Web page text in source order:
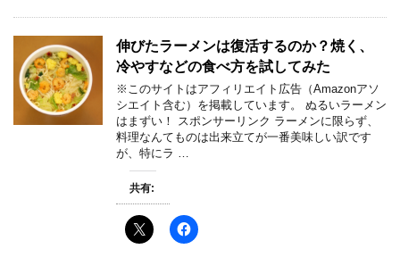
み
伸びたラーメンは復活するのか？焼く、
冷やすなどの食べ方を試してみた
※このサイトはアフィリエイト広告（Amazonアソ
シエイト含む）を掲載しています。 ぬるいラーメン
はまずい！ スポンサーリンク ラーメンに限らず、
料理なんてものは出来立てが一番美味しい訳です
が、特にラ …
共有: